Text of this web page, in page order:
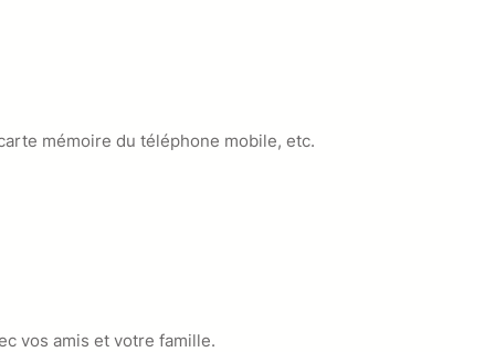
mémoire du téléphone mobile, etc.
vos amis et votre famille.